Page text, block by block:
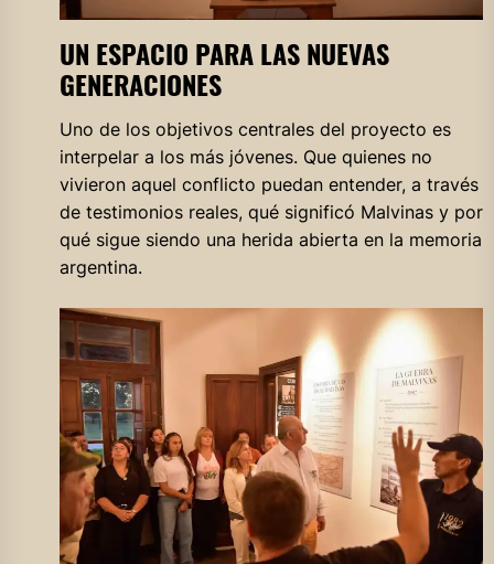
UN ESPACIO PARA LAS NUEVAS
GENERACIONES
Uno de los objetivos centrales del proyecto es
interpelar a los más jóvenes. Que quienes no
vivieron aquel conflicto puedan entender, a través
de testimonios reales, qué significó Malvinas y por
qué sigue siendo una herida abierta en la memoria
argentina.